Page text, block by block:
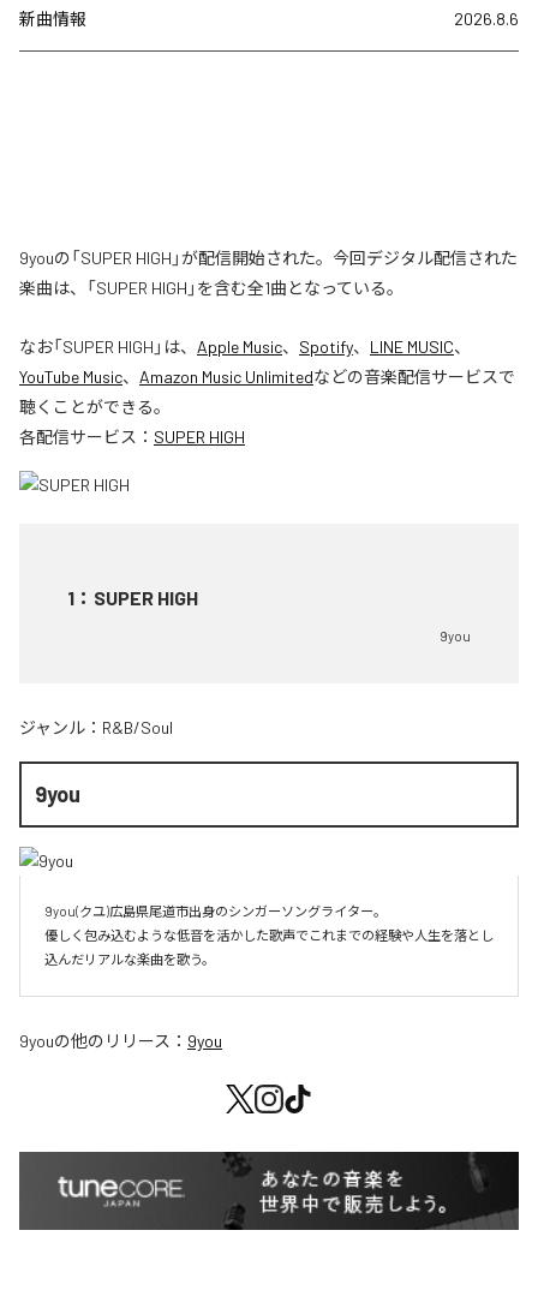
新曲情報 2026.8.6
9youの「SUPER HIGH」が配信開始された。今回デジタル配信された
楽曲は、「SUPER HIGH」を含む全1曲となっている。
なお「SUPER HIGH 」は、 Apple Music、 Spotify、 LINE MUSIC、
YouTube Music、 Amazon Music Unlimitedなどの音楽配信サービスで
聴くことができる。
各配信サービス： SUPER HIGH
1 ： SUPER HIGH
9you
ジャンル： R&B/Soul
9you
9you(クユ)広島県尾道市出身のシンガーソングライター。
優しく包み込むような低音を活かした歌声でこれまでの経験や人生を落とし
込んだリアルな楽曲を歌う。
9youの他のリリース： 9you